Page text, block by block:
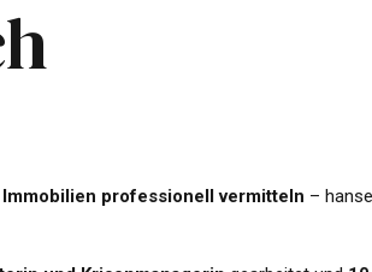
Immobilien professionell vermitteln –